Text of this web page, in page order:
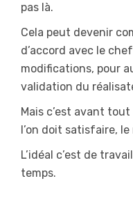
pas là.
Cela peut devenir
d’accord avec le
modifications, pour
validation du
Mais c’est avant
l’on doit satisfaire,
L’idéal c’est de
temps.